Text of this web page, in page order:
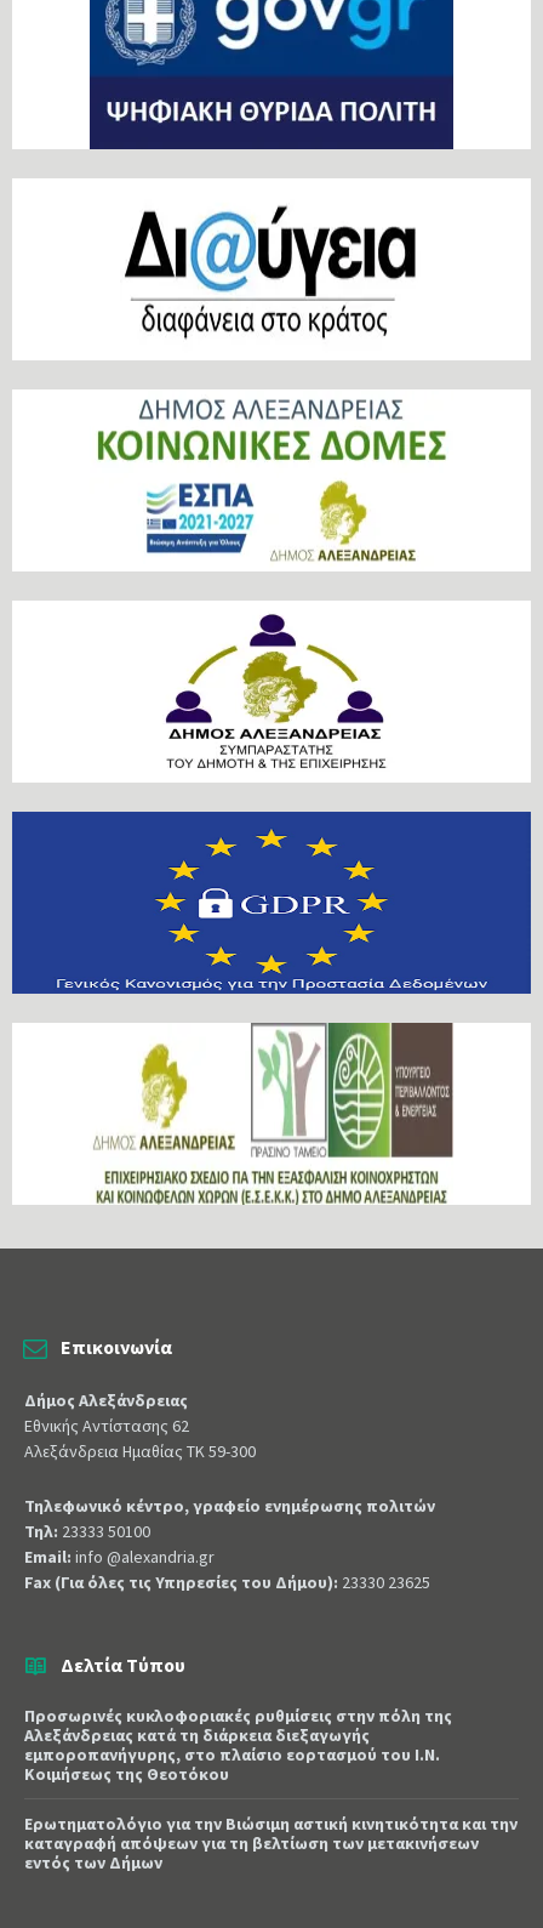
Επικοινωνία
Δήμος Αλεξάνδρειας
Εθνικής Αντίστασης 62
Αλεξάνδρεια Ημαθίας ΤΚ 59-300
Τηλεφωνικό κέντρο, γραφείο ενημέρωσης πολιτών
Τηλ: 23333 50100
Email: info @alexandria.gr
Fax (Για όλες τις Υπηρεσίες του Δήμου): 23330 23625
Δελτία Τύπου
Προσωρινές κυκλοφοριακές ρυθμίσεις στην πόλη της
Αλεξάνδρειας κατά τη διάρκεια διεξαγωγής
εμποροπανήγυρης, στο πλαίσιο εορτασμού του Ι.Ν.
Κοιμήσεως της Θεοτόκου
Ερωτηματολόγιο για την Βιώσιμη αστική κινητικότητα και την
καταγραφή απόψεων για τη βελτίωση των μετακινήσεων
εντός των Δήμων